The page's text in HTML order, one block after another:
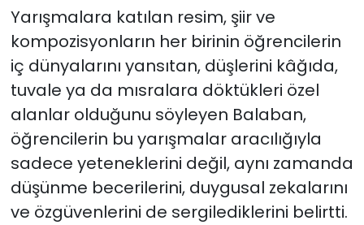
Yarışmalara katılan resim, şiir ve
kompozisyonların her birinin öğrencilerin
iç dünyalarını yansıtan, düşlerini kâğıda,
tuvale ya da mısralara döktükleri özel
alanlar olduğunu söyleyen Balaban,
öğrencilerin bu yarışmalar aracılığıyla
sadece yeteneklerini değil, aynı zamanda
düşünme becerilerini, duygusal zekalarını
ve özgüvenlerini de sergilediklerini belirtti.